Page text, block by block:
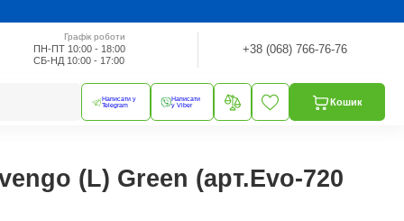
Графік роботи
ПН-ПТ 10:00 - 18:00
СБ-НД 10:00 - 17:00
+38 (068) 766-76-76
Написати у
Telegram
Написати
у Viber
Кошик
(L) Green (арт.Evo-720